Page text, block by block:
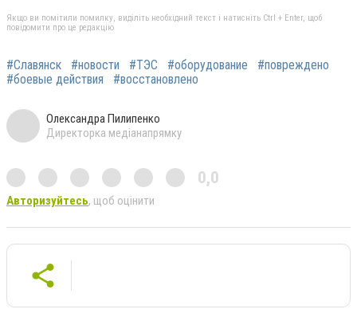
Якщо ви помітили помилку, виділіть необхідний текст і натисніть Ctrl + Enter, щоб
повідомити про це редакцію
#Славянск #новости #ТЭС #оборудование
#повреждено
#боевые действия
#восстановлено
Олександра Пилипенко
Директорка медіанапрямку
0,0
Авторизуйтесь, щоб оцінити